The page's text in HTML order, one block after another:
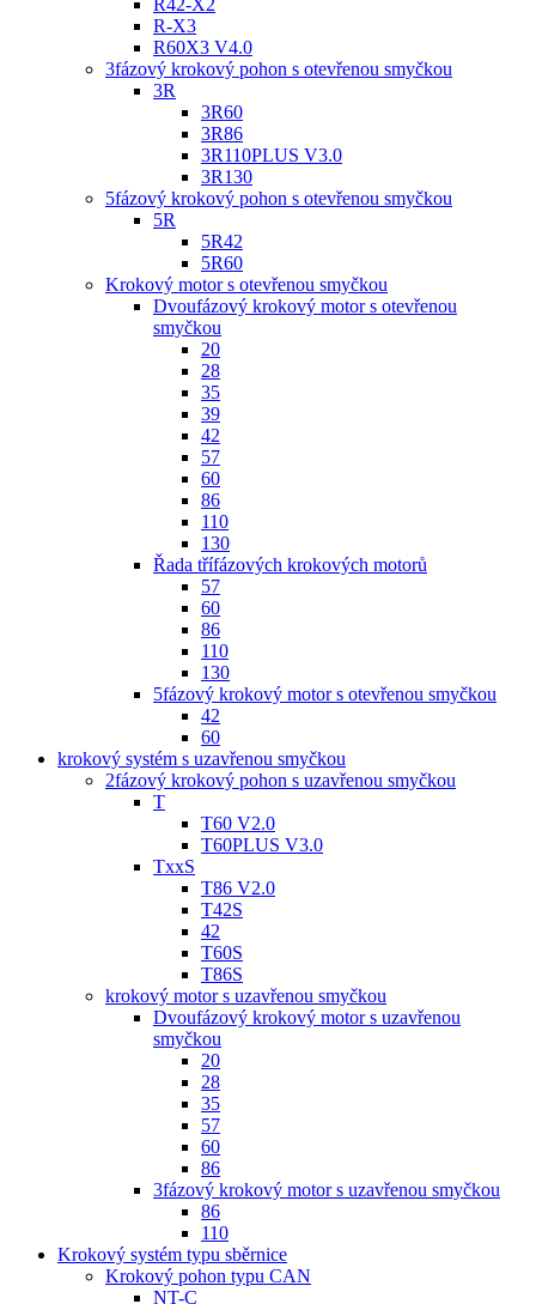
R-X3
R60X3 V4.0
3fázový krokový pohon s otevřenou smyčkou
3R
3R60
3R86
3R110PLUS V3.0
3R130
5fázový krokový pohon s otevřenou smyčkou
5R
5R42
5R60
Krokový motor s otevřenou smyčkou
Dvoufázový krokový motor s otevřenou
smyčkou
20
28
35
39
42
57
60
86
110
130
Řada třífázových krokových motorů
57
60
86
110
130
5fázový krokový motor s otevřenou smyčkou
42
60
krokový systém s uzavřenou smyčkou
2fázový krokový pohon s uzavřenou smyčkou
T
T60 V2.0
T60PLUS V3.0
TxxS
T86 V2.0
T42S
42
T60S
T86S
krokový motor s uzavřenou smyčkou
Dvoufázový krokový motor s uzavřenou
smyčkou
20
28
35
57
60
86
3fázový krokový motor s uzavřenou smyčkou
86
110
Krokový systém typu sběrnice
Krokový pohon typu CAN
NT-C